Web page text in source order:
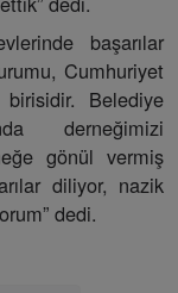
başarılar
Cumhuriyet
Belediye
derneğimizi
gönül vermiş
diliyor, nazik
dedi.